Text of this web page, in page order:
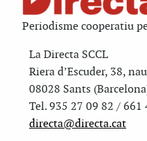
Periodisme cooperatiu
La Directa SCCL
Riera d’Escuder, 38,
08028 Sants
Tel. 935 27 09 82 / 661
directa@directa.cat